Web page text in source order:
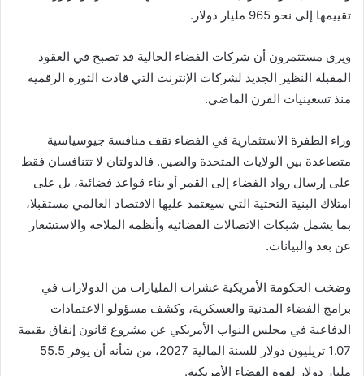
تقييمها إلى نحو 965 مليار دولار.
ويرى مستثمرون أن شركات الفضاء الحالية قد تصبح في العقود
المقبلة النظير الجديد لشركات الإنترنت التي قادت الثورة الرقمية
منذ تسعينيات القرن الماضي.
وراء الطفرة الاستثمارية في الفضاء تقف منافسة جيوسياسية
متصاعدة بين الولايات المتحدة والصين. فالدولتان لا تتنافسان فقط
على إرسال رواد الفضاء إلى القمر أو بناء قواعد فضائية، بل على
امتلاك البنية التحتية التي سيعتمد عليها الاقتصاد العالمي مستقبلا،
بما يشمل شبكات الاتصالات الفضائية وأنظمة الملاحة والاستشعار
عن بعد والبيانات.
وضخت الحكومة الأمريكية عشرات المليارات من الدولارات في
برامج الفضاء المدنية والعسكرية، وكشف مسؤولو الاعتمادات
الدفاعية في مجلس النواب الأمريكي عن مشروع قانون إنفاق بقيمة
1.07 تريليون دولار للسنة المالية 2027، من شأنه أن يوفر 55.5
مليار دولار لقوة الفضاء الأمريكية.